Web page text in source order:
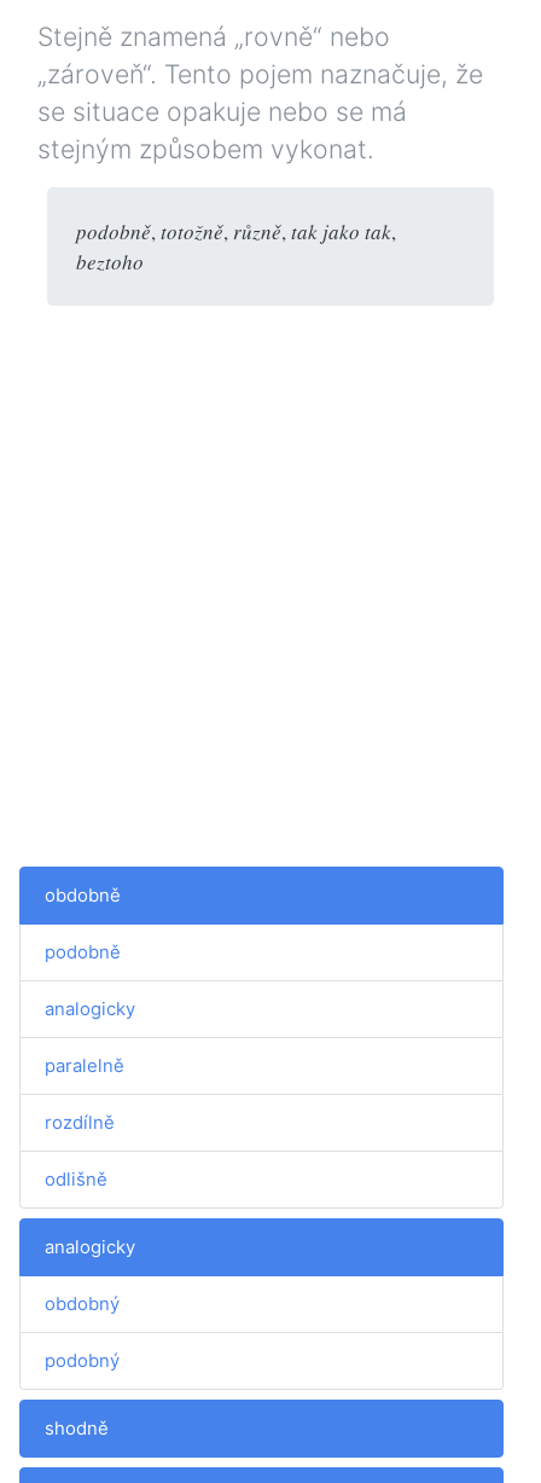
Stejně znamená „rovně“ nebo
„zároveň“. Tento pojem naznačuje, že
se situace opakuje nebo se má
stejným způsobem vykonat.
podobně,totožně, různě,tak jako tak,
beztoho
obdobně
podobně
analogicky
paralelně
rozdílně
odlišně
analogicky
obdobný
podobný
shodně